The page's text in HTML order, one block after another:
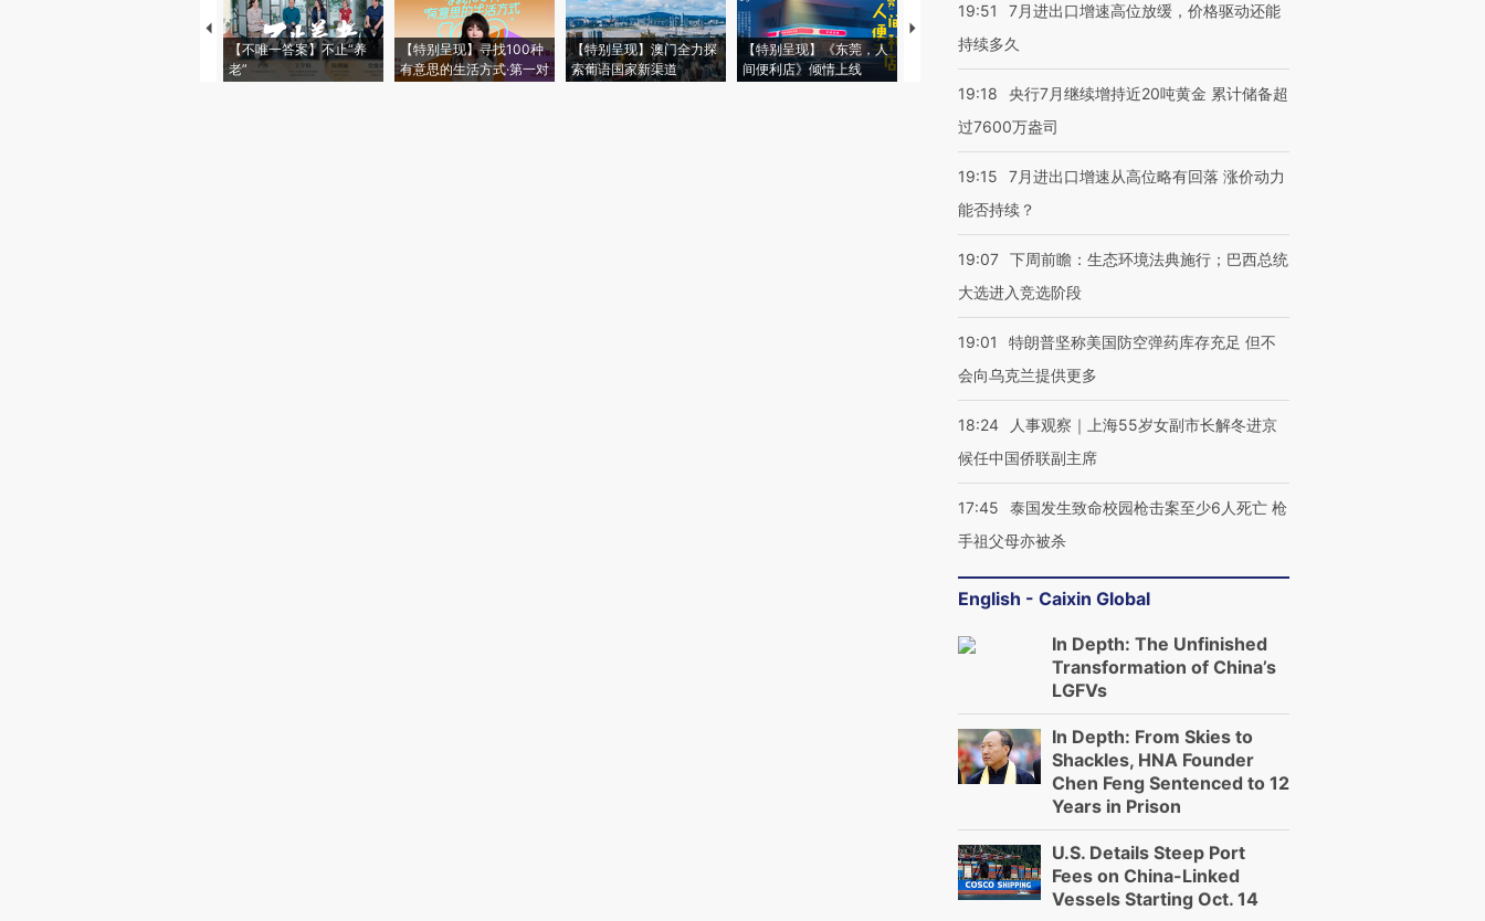
【不唯一答案】不止“养
老”
【特别呈现】寻找100种
有意思的生活方式·第一对
【特别呈现】澳门全力探
索葡语国家新渠道
【特别呈现】《东莞，人
间便利店》倾情上线
【推广】走进第四届链博
会，让数智科技“链”接产
有意思的生活方式·第三对
住三大增长引擎是什么？
19:51
7月进出口增速高位放缓，价格驱动还能
持续多久
19:18
央行7月继续增持近20吨黄金 累计储备超
过7600万盎司
19:15
7月进出口增速从高位略有回落 涨价动力
能否持续？
19:07 下周前瞻：生态环境法典施行；巴西总统
大选进入竞选阶段
19:01
特朗普坚称美国防空弹药库存充足 但不
会向乌克兰提供更多
18:24
人事观察｜上海55岁女副市长解冬进京
候任中国侨联副主席
17:45
泰国发生致命校园枪击案至少6人死亡 枪
手祖父母亦被杀
English - Caixin Global
In Depth: The Unfinished
Transformation of China’s
LGFVs
In Depth: From Skies to
Shackles, HNA Founder
Chen Feng Sentenced to 12
Years in Prison
U.S. Details Steep Port
Fees on China-Linked
Vessels Starting Oct. 14